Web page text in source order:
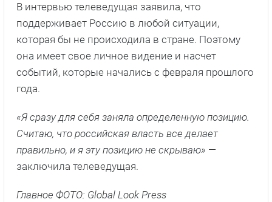
В интервью телеведущая заявила, что
поддерживает Россию в любой ситуации,
которая бы не происходила в стране. Поэтому
она имеет свое личное видение и насчет
событий, которые начались с февраля прошлого
года.
«Я сразу для себя заняла определенную позицию.
Считаю, что российская власть все делает
правильно, и я эту позицию не скрываю» —
заключила телеведущая.
Главное ФОТО: Global Look Press